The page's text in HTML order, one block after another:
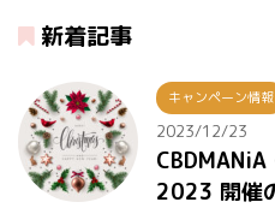
新着記事
キャンペーン情報
2023/12/23
2023 開催